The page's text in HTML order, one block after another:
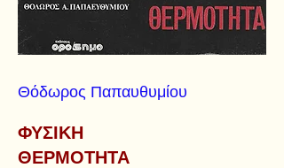
Θόδωρος Παπαυθυμίου
ΦΥΣΙΚΗ
ΘΕΡΜΟΤΗΤΑ